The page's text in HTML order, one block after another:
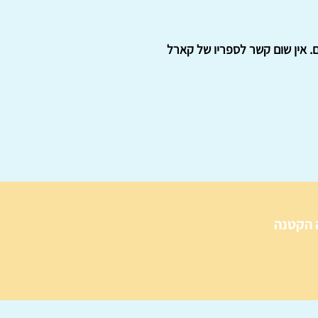
אין שום קשר לספריו של קארל
הקטנה